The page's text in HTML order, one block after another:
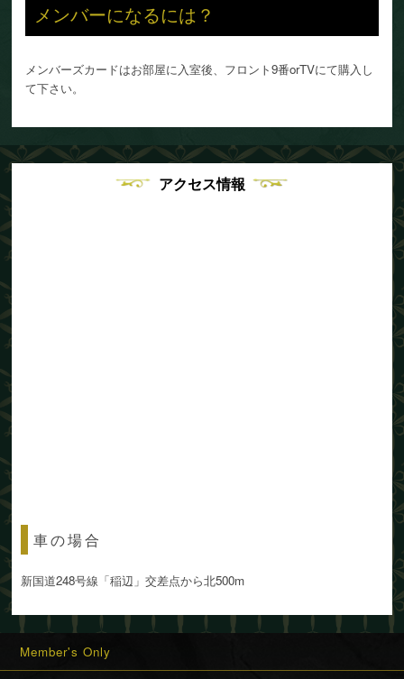
メンバーになるには？
メンバーズカードはお部屋に入室後、フロント9番orTVにて購入し
て下さい。
アクセス情報
車の場合
新国道248号線「稲辺」交差点から北500m
Member's Only